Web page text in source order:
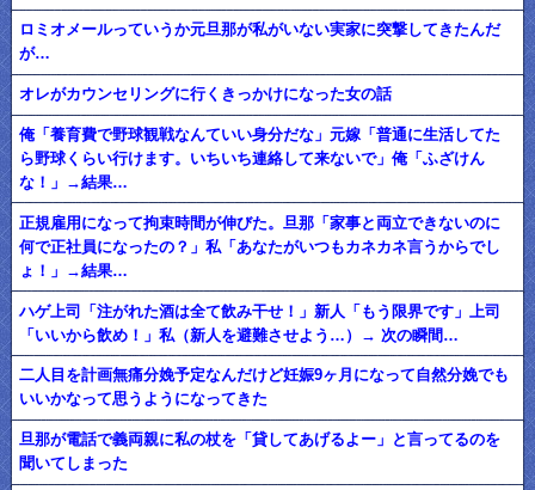
ロミオメールっていうか元旦那が私がいない実家に突撃してきたんだ
が…
オレがカウンセリングに行くきっかけになった女の話
俺「養育費で野球観戦なんていい身分だな」元嫁「普通に生活してた
ら野球くらい行けます。いちいち連絡して来ないで」俺「ふざけん
な！」→結果…
正規雇用になって拘束時間が伸びた。旦那「家事と両立できないのに
何で正社員になったの？」私「あなたがいつもカネカネ言うからでし
ょ！」→結果…
ハゲ上司「注がれた酒は全て飲み干せ！」新人「もう限界です」上司
「いいから飲め！」私（新人を避難させよう…）→ 次の瞬間…
二人目を計画無痛分娩予定なんだけど妊娠9ヶ月になって自然分娩でも
いいかなって思うようになってきた
旦那が電話で義両親に私の杖を「貸してあげるよー」と言ってるのを
聞いてしまった